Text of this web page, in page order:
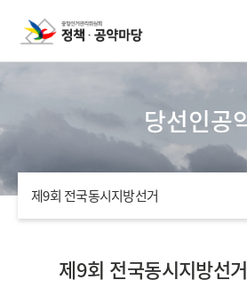
당선인공
제9회 전국동시지방선거
제9회 전국동시지방선